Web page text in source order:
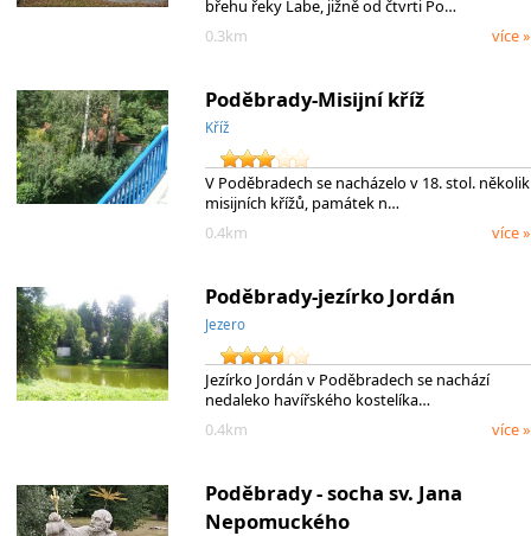
břehu řeky Labe, jižně od čtvrti Po…
0.3km
více »
Poděbrady-Misijní kříž
Kříž
V Poděbradech se nacházelo v 18. stol. několik
misijních křížů, památek n…
0.4km
více »
Poděbrady-jezírko Jordán
Jezero
Jezírko Jordán v Poděbradech se nachází
nedaleko havířského kostelíka…
0.4km
více »
Poděbrady - socha sv. Jana
Nepomuckého